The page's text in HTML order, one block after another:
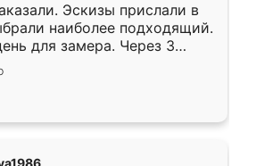
Эскизы прислали в
наиболее подходящий.
для замера. Через 3
уже готова. Остались
Спасибо Ренессанс
работу!